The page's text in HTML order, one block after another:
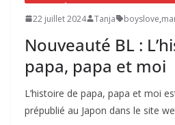
22 juillet 2024 Tanja boyslove,
Nouveauté BL :
papa, papa et moi
L’histoire de papa, papa et moi
prépublié au Japon dans le site